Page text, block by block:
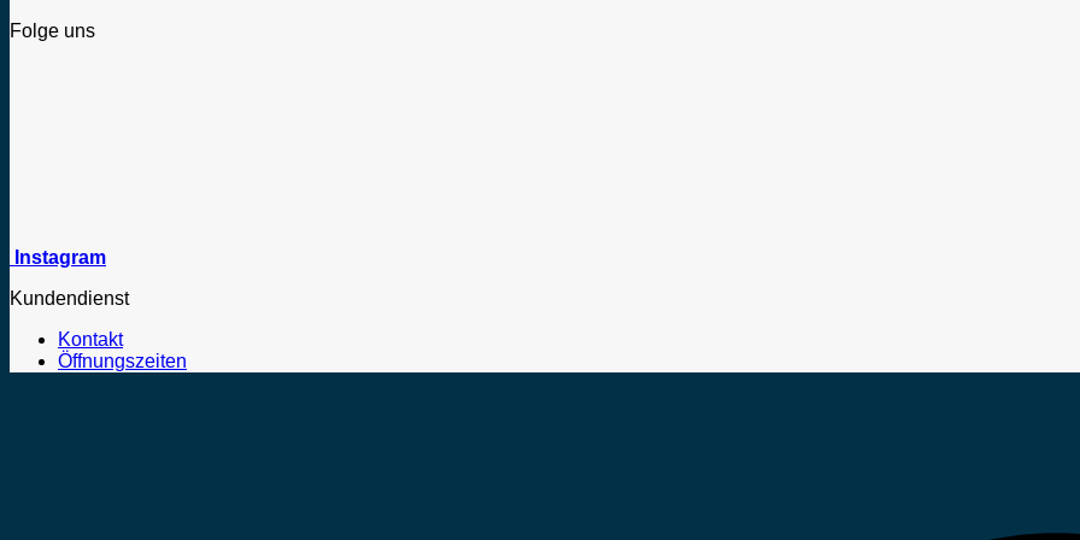
Folge uns
Instagram
Kundendienst
Kontakt
Öffnungszeiten